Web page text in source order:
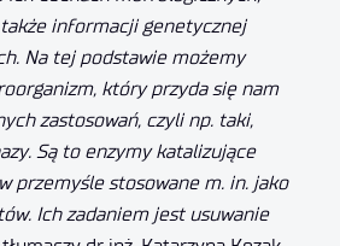
informacji genetycznej
Na tej podstawie możemy
który przyda się nam
zastosowań, czyli np. taki,
Są to enzymy katalizujące
przemyśle stosowane m. in. jako
Ich zadaniem jest usuwanie